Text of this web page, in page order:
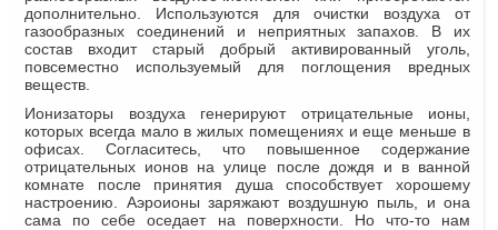
дополнительно. Используются для очистки воздуха от
газообразных соединений и неприятных запахов. В их
состав входит старый добрый активированный уголь,
повсеместно используемый для поглощения вредных
веществ.
Ионизаторы воздуха генерируют отрицательные ионы,
которых всегда мало в жилых помещениях и еще меньше в
офисах. Согласитесь, что повышенное содержание
отрицательных ионов на улице после дождя и в ванной
комнате после принятия душа способствует хорошему
настроению. Аэроионы заряжают воздушную пыль, и она
сама по себе оседает на поверхности. Но что-то нам